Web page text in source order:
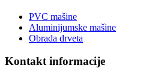
PVC mašine
Aluminijumske mašine
Obrada drveta
Kontakt informacije